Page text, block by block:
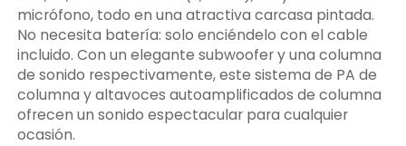
micrófono, todo en una atractiva carcasa pintada.
No necesita batería: solo enciéndelo con el cable
incluido. Con un elegante subwoofer y una columna
de sonido respectivamente, este sistema de PA de
columna y altavoces autoamplificados de columna
ofrecen un sonido espectacular para cualquier
ocasión.